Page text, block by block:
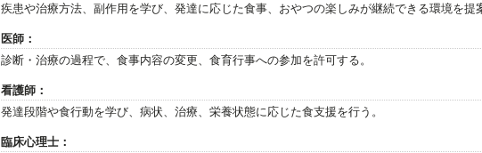
疾患や治療方法、副作用を学び、発達に応じた食事、おやつの楽しみが継続できる環境を提
医師：
診断・治療の過程で、食事内容の変更、食育行事への参加を許可する。
看護師：
発達段階や食行動を学び、病状、治療、栄養状態に応じた食支援を行う。
臨床心理士：